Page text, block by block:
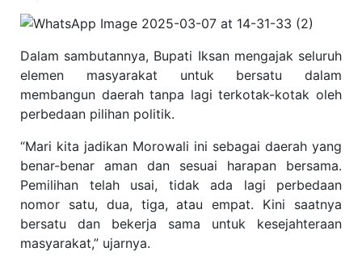
Dalam sambutannya, Bupati Iksan mengajak seluruh
elemen masyarakat untuk bersatu dalam
membangun daerah tanpa lagi terkotak-kotak oleh
perbedaan pilihan politik.
“Mari kita jadikan Morowali ini sebagai daerah yang
benar-benar aman dan sesuai harapan bersama.
Pemilihan telah usai, tidak ada lagi perbedaan
nomor satu, dua, tiga, atau empat. Kini saatnya
bersatu dan bekerja sama untuk kesejahteraan
masyarakat,” ujarnya.